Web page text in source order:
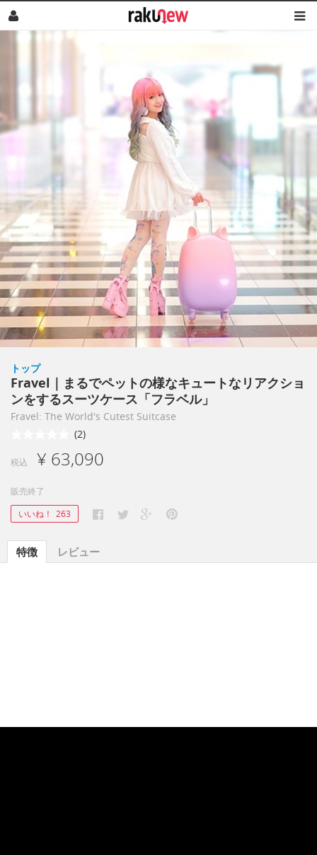
トップ
Fravel｜まるでペットの様なキュートなリアクショ
ンをするスーツケース「フラベル」
Fravel: The World's Cutest Suitcase
(2)
税込 ¥ 63,090
販売終了
いいね！ 263
特徴 レビュー